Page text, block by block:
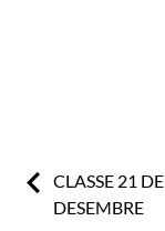
Previous:
CLASSE 21 DE
DESEMBRE